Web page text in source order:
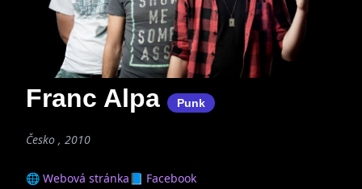
Franc Alpa Punk
Česko , 2010
🌐 Webová stránka📘 Facebook